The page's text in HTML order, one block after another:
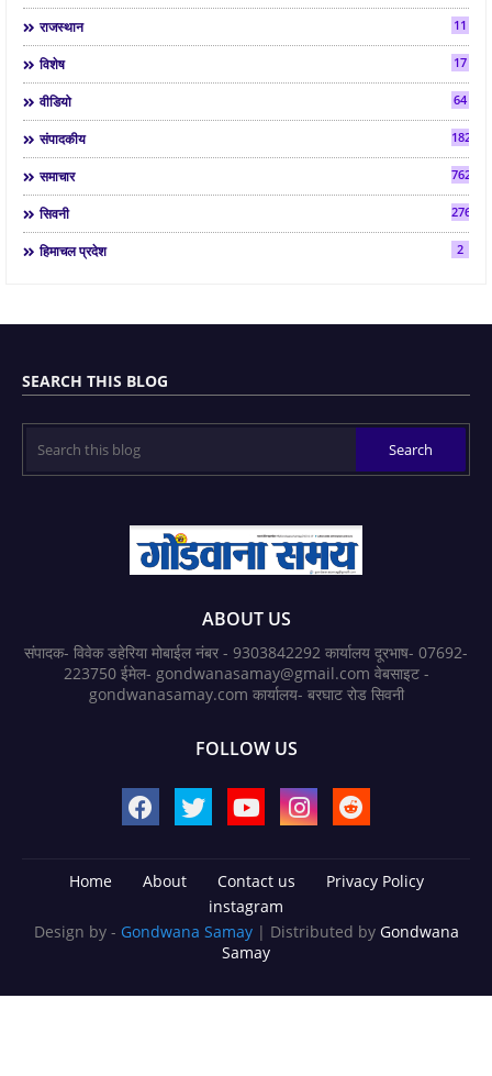
राजस्थान 11
विशेष 17
वीडियो 64
संपादकीय 182
समाचार 7624
सिवनी 2763
हिमाचल प्रदेश 2
SEARCH THIS BLOG
ABOUT US
संपादक- विवेक डहेरिया मोबाईल नंबर - 9303842292 कार्यालय दूरभाष- 07692-
223750 ईमेल- gondwanasamay@gmail.com वेबसाइट -
gondwanasamay.com कार्यालय- बरघाट रोड सिवनी
FOLLOW US
Home About Contact us
Privacy Policy
instagram
Design by - Gondwana Samay | Distributed by Gondwana
Samay